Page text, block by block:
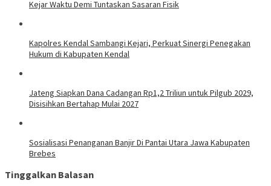
Kejar Waktu Demi Tuntaskan Sasaran Fisik
Kapolres Kendal Sambangi Kejari, Perkuat Sinergi Penegakan
Hukum di Kabupaten Kendal
Jateng Siapkan Dana Cadangan Rp1,2 Triliun untuk Pilgub 2029,
Disisihkan Bertahap Mulai 2027
Sosialisasi Penanganan Banjir Di Pantai Utara Jawa Kabupaten
Brebes
Tinggalkan Balasan